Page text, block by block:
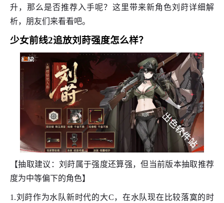
升，那么是否推荐入手呢？这里带来新角色刘莳详细解
析，朋友们来看看吧。
少女前线2追放刘莳强度怎么样？
【抽取建议：刘莳属于强度还算强，但当前版本抽取推荐
度为中等偏下的角色】
1.刘莳作为水队新时代的大C，在水队现在比较落寞的时